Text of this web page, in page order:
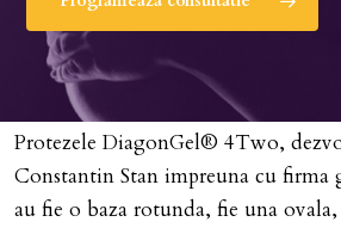
Protezele DiagonGel® 4Two,
Constantin Stan impreuna cu firma
au fie o baza rotunda, fie una